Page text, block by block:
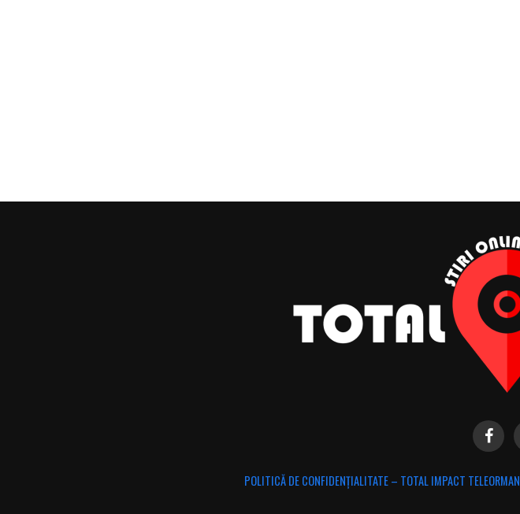
POLITICĂ DE CONFIDENȚIALITATE – TOTAL IMPACT TELEORMAN